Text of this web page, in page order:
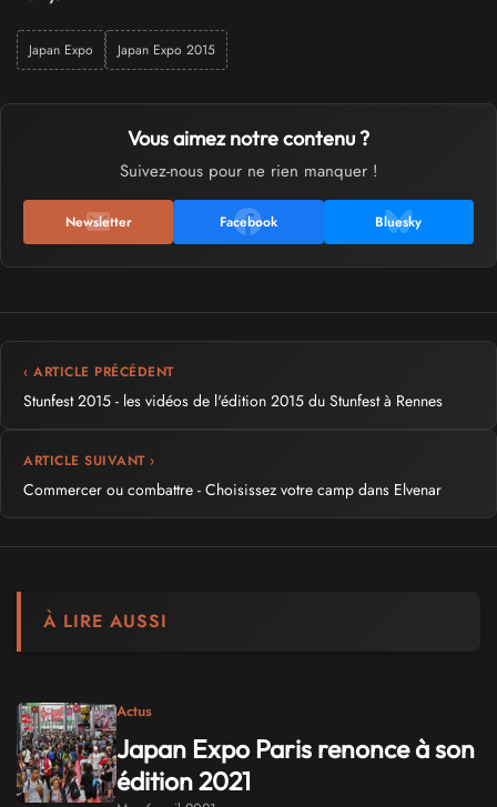
Japan Expo Japan Expo 2015
Vous aimez notre contenu ?
Suivez-nous pour ne rien manquer !
Newsletter Facebook Bluesky
‹ ARTICLE PRÉCÉDENT
Stunfest 2015 - les vidéos de l'édition 2015 du Stunfest à Rennes
ARTICLE SUIVANT ›
Commercer ou combattre - Choisissez votre camp dans Elvenar
À LIRE AUSSI
Actus
Japan Expo Paris renonce à son
édition 2021